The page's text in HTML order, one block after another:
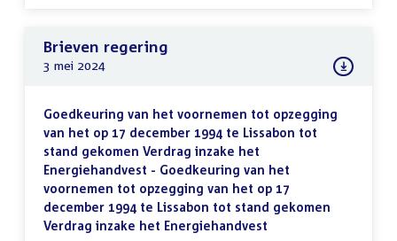
Brieven regering
3 mei 2024
Goedkeuring van het voornemen tot opzegging
van het op 17 december 1994 te Lissabon tot
stand gekomen Verdrag inzake het
Energiehandvest - Goedkeuring van het
voornemen tot opzegging van het op 17
december 1994 te Lissabon tot stand gekomen
Verdrag inzake het Energiehandvest